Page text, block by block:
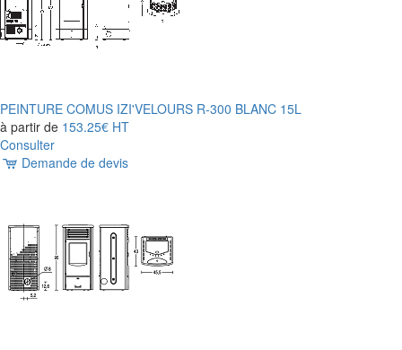
PEINTURE COMUS IZI'VELOURS R-300 BLANC 15L
à partir de 153.25€ HT
Consulter
Demande de devis